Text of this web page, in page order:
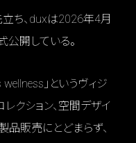
ち、duxは2026年4月
公開している。
」というヴィジ
クション、空間デザイ
品販売にとどまらず、